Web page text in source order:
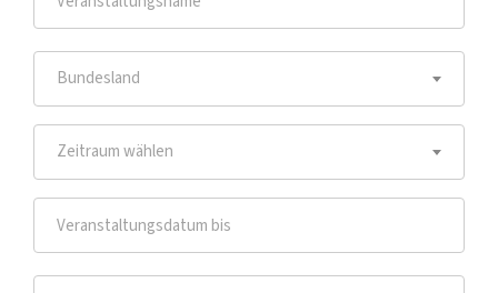
Bundesland
Zeitraum wählen